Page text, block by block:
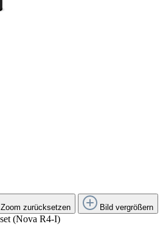
Zoom zurücksetzen Bild vergrößern